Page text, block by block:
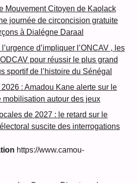
Mouvement Citoyen de Kaolack
journée de circoncision gratuite
à Dialégne Daraal
d’impliquer l’ONCAV , les
pour réussir le plus grand
sportif de l’histoire du Sénégal
: Amadou Kane alerte sur le
mobilisation autour des jeux
de 2027 : le retard sur le
suscite des interrogations
https://www.camou-